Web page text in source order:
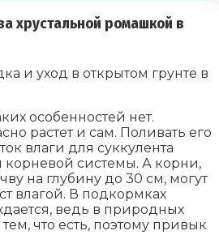
хрустальной ромашкой в
особенностей нет.
растет и сам. Поливать его
влаги для суккулента
корневой системы. А корни,
на глубину до 30 см, могут
влагой. В подкормках
ведь в природных
что есть, поэтому привык